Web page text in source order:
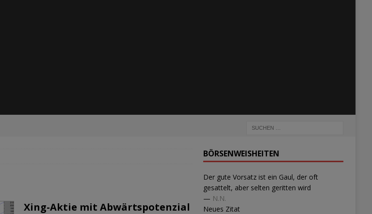
Xing-Aktie mit Abwärtspotenzial
BÖRSENWEISHEITEN
Der gute Vorsatz ist ein Gaul, der oft
gesattelt, aber selten geritten wird
— N.N.
Neues Zitat